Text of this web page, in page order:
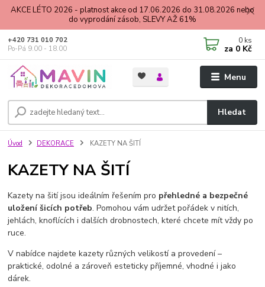
AKCE LÉTO 2026 - platnost akce od 17.06.2026 do 31.08.2026 nebo
do vyprodání zásob, SLEVY AŽ 61%
Menu
Hledat
+420 731 010 702
Po-Pá 9.00 - 18.00
0 ks
za 0 Kč
Úvod DEKORACE KAZETY NA ŠITÍ
KAZETY NA ŠITÍ
Kazety na šití jsou ideálním řešením pro přehledné a bezpečné
uložení šicích potřeb. Pomohou vám udržet pořádek v nitích,
jehlách, knoflících i dalších drobnostech, které chcete mít vždy po
ruce.
V nabídce najdete kazety různých velikostí a provedení –
praktické, odolné a zároveň esteticky příjemné, vhodné i jako
dárek.